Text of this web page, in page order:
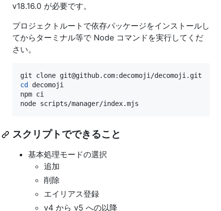
v18.16.0 が必要です。
プロジェクトルートで依存パッケージをインストールし
てからターミナル等で Node コマンドを実行してくだ
さい。
cd
decomoji
npm ci
node scripts/manager/index.mjs
スクリプトでできること
基本処理モードの選択
追加
削除
エイリアス登録
v4 から v5 への以降